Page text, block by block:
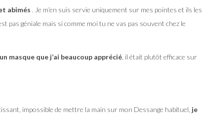
abimés . Je m’en suis servie uniquement sur mes pointes et ils les
pas géniale mais si comme moi tu ne vas pas souvent chez le
un masque que j’ai beaucoup apprécié , il était plutôt efficace sur
impossible de mettre la main sur mon Dessange habituel, je